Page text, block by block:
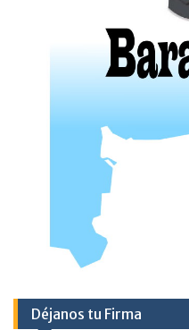
Déjanos tu Firma